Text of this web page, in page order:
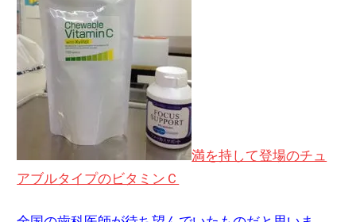
満を持して登場のチュ
アブルタイプのビタミンＣ